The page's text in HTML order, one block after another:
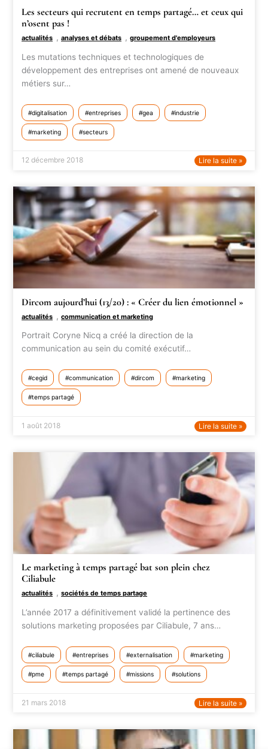
Les secteurs qui recrutent en temps partagé… et ceux qui
n’osent pas !
actualités ,analyses et débats ,groupement d'employeurs
Les mutations techniques et technologiques de
développement des entreprises ont amené de nouveaux
métiers sur…
digitalisation entreprises gea industrie
marketing secteurs
12 décembre 2018 Lire la suite »
Dircom aujourd’hui (13/20) : « Créer du lien émotionnel »
actualités ,communication et marketing
Portrait Coryne Nicq a créé la direction de la
communication au sein du comité exécutif…
cegid communication dircom marketing
temps partagé
1 août 2018 Lire la suite »
Le marketing à temps partagé bat son plein chez
Ciliabule
actualités ,sociétés de temps partage
L’année 2017 a définitivement validé la pertinence des
solutions marketing proposées par Ciliabule, 7 ans…
ciliabule entreprises externalisation marketing
pme temps partagé missions solutions
21 mars 2018 Lire la suite »